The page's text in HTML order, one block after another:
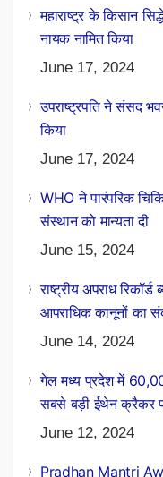
महाराष्ट्र के किसान
नायक नामित किया
June 17, 2024
उपराष्ट्रपति ने संसद
किया
June 17, 2024
WHO ने पारंपरिक
संस्थान को मान्यता दी
June 15, 2024
राष्ट्रीय अपराध
आपराधिक कानूनों का
June 14, 2024
गेल मध्य प्रदेश में
सबसे बड़ी ईथेन क्रैकर
June 12, 2024
Pradhan Mantri